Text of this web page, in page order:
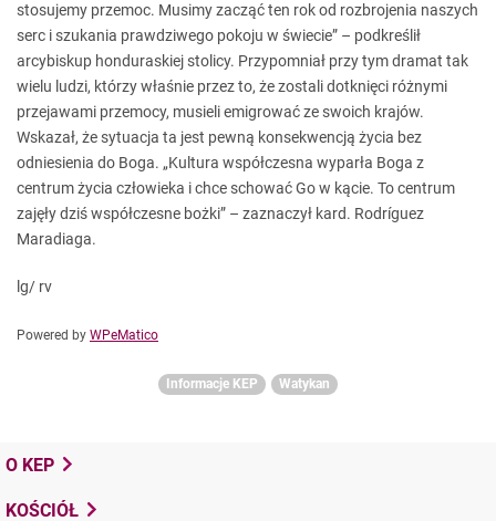
stosujemy przemoc. Musimy zacząć ten rok od rozbrojenia naszych
serc i szukania prawdziwego pokoju w świecie” – podkreślił
arcybiskup honduraskiej stolicy. Przypomniał przy tym dramat tak
wielu ludzi, którzy właśnie przez to, że zostali dotknięci różnymi
przejawami przemocy, musieli emigrować ze swoich krajów.
Wskazał, że sytuacja ta jest pewną konsekwencją życia bez
odniesienia do Boga. „Kultura współczesna wyparła Boga z
centrum życia człowieka i chce schować Go w kącie. To centrum
zajęły dziś współczesne bożki” – zaznaczył kard. Rodríguez
Maradiaga.
lg/ rv
Powered by WPeMatico
Informacje KEP Watykan
O KEP
KOŚCIÓŁ